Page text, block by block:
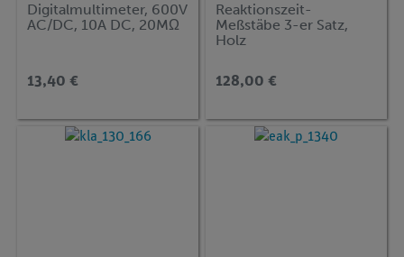
Digitalmultimeter, 600V
AC/DC, 10A DC, 20MΩ
13,40 €
Reaktionszeit-
Meßstäbe 3-er Satz,
Holz
128,00 €